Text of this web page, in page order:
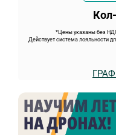
*Цены указаны без
Действует система лояльности